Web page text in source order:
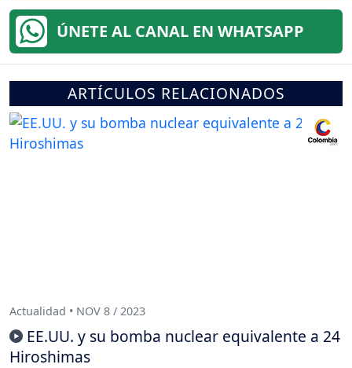
ÚNETE AL CANAL EN WHATSAPP
ARTÍCULOS RELACIONADOS
Actualidad • NOV 8 / 2023
EE.UU. y su bomba nuclear equivalente a 24
Hiroshimas